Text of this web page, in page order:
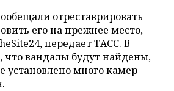
отреставрировать
его на прежнее место,
, передаетТАСС. В
вандалы будут найдены,
установлено много камер